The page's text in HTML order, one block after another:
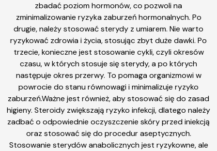
zbadać poziom hormonów, co pozwoli na
zminimalizowanie ryzyka zaburzeń hormonalnych. Po
drugie, należy stosować sterydy z umiarem. Nie warto
ryzykować zdrowia i życia, stosując zbyt duże dawki. Po
trzecie, konieczne jest stosowanie cykli, czyli okresów
czasu, w których stosuje się sterydy, a po których
następuje okres przerwy. To pomaga organizmowi w
powrocie do stanu równowagi i minimalizuje ryzyko
zaburzeń.Ważne jest również, aby stosować się do zasad
higieny. Steroidy zwiększają ryzyko infekcji, dlatego należy
zadbać o odpowiednie oczyszczenie skóry przed iniekcją
oraz stosować się do procedur aseptycznych.
Stosowanie sterydów anabolicznych jest ryzykowne, ale